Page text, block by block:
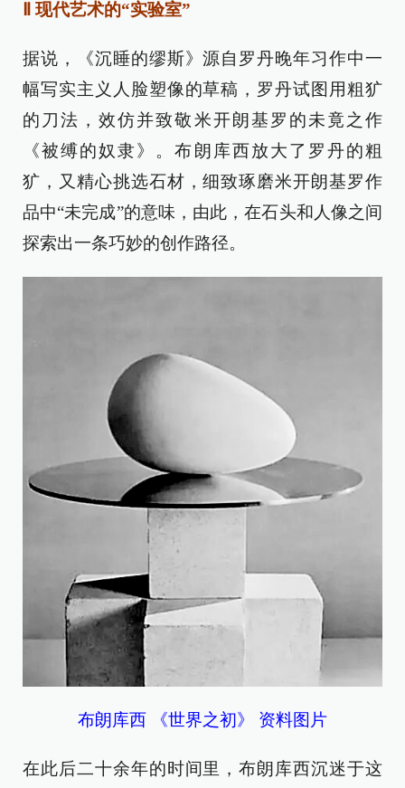
Ⅱ 现代艺术的“实验室”
据说，《沉睡的缪斯》源自罗丹晚年习作中一
幅写实主义人脸塑像的草稿，罗丹试图用粗犷
的刀法，效仿并致敬米开朗基罗的未竟之作
《被缚的奴隶》。布朗库西放大了罗丹的粗
犷，又精心挑选石材，细致琢磨米开朗基罗作
品中“未完成”的意味，由此，在石头和人像之间
探索出一条巧妙的创作路径。
布朗库西 《世界之初》 资料图片
在此后二十余年的时间里，布朗库西沉迷于这